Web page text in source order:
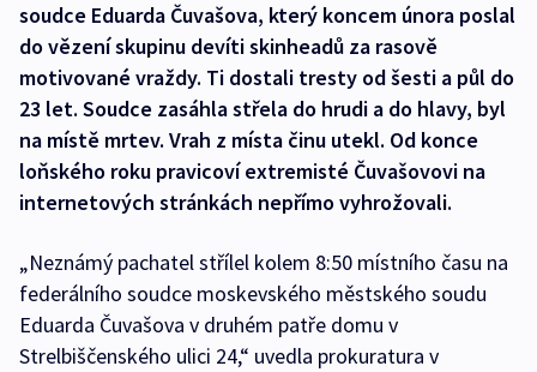
soudce Eduarda Čuvašova, který koncem února poslal
do vězení skupinu devíti skinheadů za rasově
motivované vraždy. Ti dostali tresty od šesti a půl do
23 let. Soudce zasáhla střela do hrudi a do hlavy, byl
na místě mrtev. Vrah z místa činu utekl. Od konce
loňského roku pravicoví extremisté Čuvašovovi na
internetových stránkách nepřímo vyhrožovali.
„Neznámý pachatel střílel kolem 8:50 místního času na
federálního soudce moskevského městského soudu
Eduarda Čuvašova v druhém patře domu v
Strelbiščenského ulici 24,“ uvedla prokuratura v